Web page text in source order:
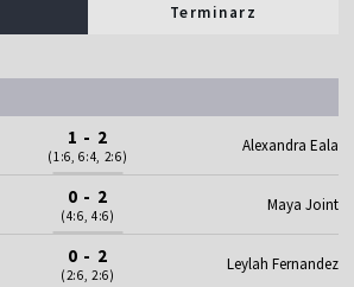
Terminarz
1 - 2
(1:6, 6:4, 2:6)
Alexandra Eala
0 - 2
(4:6, 4:6)
Maya Joint
0 - 2
(2:6, 2:6)
Leylah Fernandez